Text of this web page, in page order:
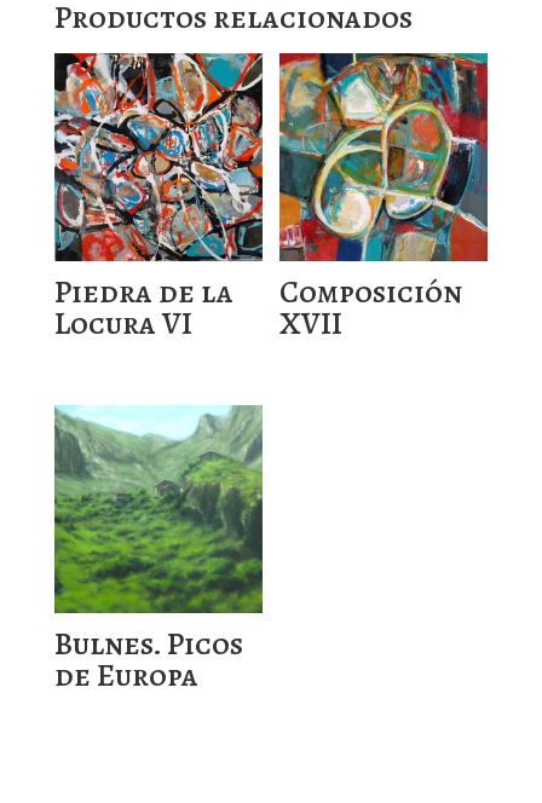
Productos relacionados
Piedra de la
Locura VI
Composición
XVII
Bulnes. Picos
de Europa